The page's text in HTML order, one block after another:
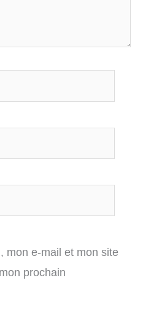
mon e-mail et mon site
prochain